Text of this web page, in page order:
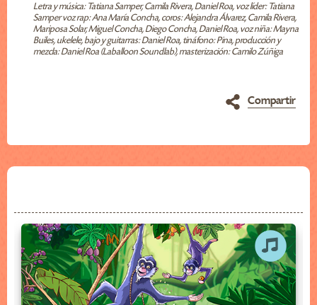
Letra y música: Tatiana Samper, Camila Rivera, Daniel Roa, voz líder: Tatiana
Samper voz rap: Ana María Concha, coros: Alejandra Álvarez, Camila Rivera,
Mariposa Solar, Miguel Concha, Diego Concha, Daniel Roa, voz niña: Mayna
Builes, ukelele, bajo y guitarras: Daniel Roa, tináfono: Pina, producción y
mezcla: Daniel Roa (Laballoon Soundlab), masterización: Camilo Zúñiga
Compartir